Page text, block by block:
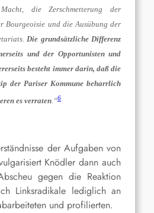
die Zerschmetterung der
Bourgeoisie und die Ausübung der
Die grundsätzliche Differenz
und der Opportunisten und
besteht immer darin, daß die
der Pariser Kommune beharrlich
es verraten.“6
der Aufgaben von
Knödler dann auch
gegen die Reaktion
Linksradikale lediglich an
und profilierten.